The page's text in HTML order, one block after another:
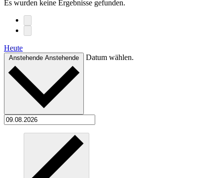
Es wurden keine Ergebnisse gefunden.
Heute
Anstehende Anstehende Datum wählen.